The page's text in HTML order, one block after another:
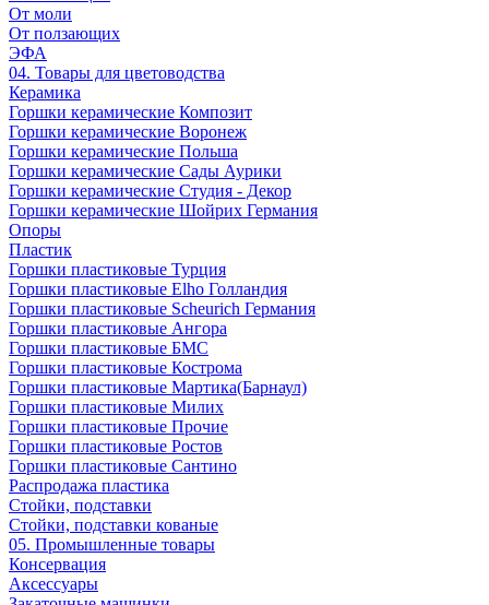
От моли
От ползающих
ЭФА
04. Товары для цветоводства
Керамика
Горшки керамические Композит
Горшки керамические Воронеж
Горшки керамические Польша
Горшки керамические Сады Аурики
Горшки керамические Студия - Декор
Горшки керамические Шойрих Германия
Опоры
Пластик
Горшки пластиковые Турция
Горшки пластиковые Elho Голландия
Горшки пластиковые Scheuriсh Германия
Горшки пластиковые Ангора
Горшки пластиковые БМС
Горшки пластиковые Кострома
Горшки пластиковые Мартика(Барнаул)
Горшки пластиковые Милих
Горшки пластиковые Прочие
Горшки пластиковые Ростов
Горшки пластиковые Сантино
Распродажа пластика
Стойки, подставки
Стойки, подставки кованые
05. Промышленные товары
Консервация
Аксессуары